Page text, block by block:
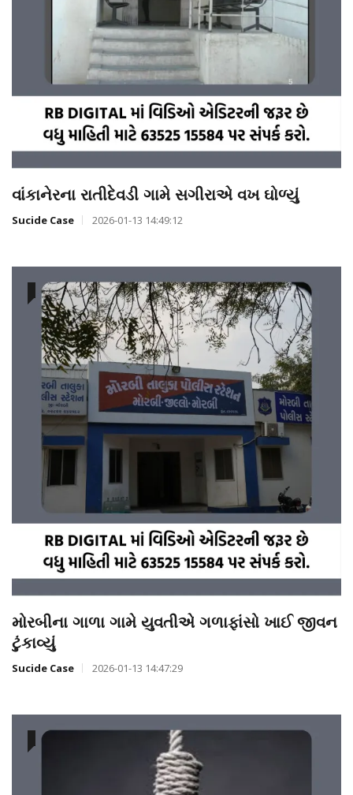
વાંકાનેરના રાતીદેવડી ગામે સગીરાએ વખ ઘોળ્યું
Sucide Case 2026-01-13 14:49:12
મોરબીના ગાળા ગામે યુવતીએ ગળાફાંસો ખાઈ જીવન
ટુંકાવ્યું
Sucide Case 2026-01-13 14:47:29